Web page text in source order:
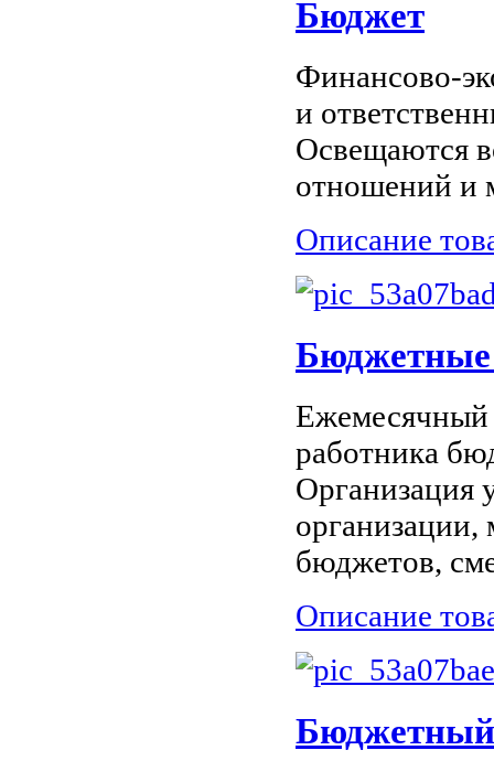
Бюджет
Финансово-
и
Освещаются
отношений и
Описание
Бюджетные
Ежемесячный
работника
Организация
бюджетов,
Описание
Бюджетный